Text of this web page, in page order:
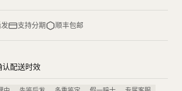
支持分期 顺丰包邮
认配送时效